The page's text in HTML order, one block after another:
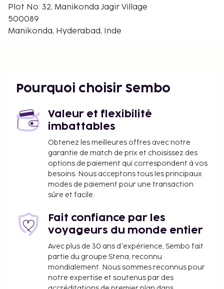
Parc technologique Mindspace Madhapur - 4,9 km
Centre commercial Inorbit Mall - 4,9 km
U.S. Consulate General - 4,8 km
Hyderabad Dog Park - 6,2 km
km
Aéroport principal le plus pratique pour rejoindre
Fabhotel Unique Suites : Aéroport international
Rajiv Gandhi (HYD) - 29,7 km
Les équipements et services proposés incluent une
réception ouverte 24 h/24 et un coffre-fort à la
réception. Cet hôtel de 3 étages se compose de 1
que vous puissiez faire connaissance avec les autres
convives, l'hébergement vous invite à participer à
une réception gratuite organisée tous les jours. Un
petit déjeuner continental est servi tous les jours de
08 h 00 à 10 h 00 moyennant un supplément.
Le petit déjeuner continental coûte environ
Plot No: 32, Manikonda Jagir Village
500089
Manikonda, Hyderabad, Inde
Pourquoi choisir Sembo
Valeur et flexibilité
imbattables
Obtenez les meilleures offres avec notre
garantie de match de prix et choisissez des
options de paiement qui correspondent à vos
besoins. Nous acceptons tous les principaux
modes de paiement pour une transaction
sûre et facile.
Fait confiance par les
voyageurs du monde entier
Avec plus de 30 ans d'expérience, Sembo fait
partie du groupe Stena, reconnu
mondialement. Nous sommes reconnus pour
notre expertise et soutenus par des